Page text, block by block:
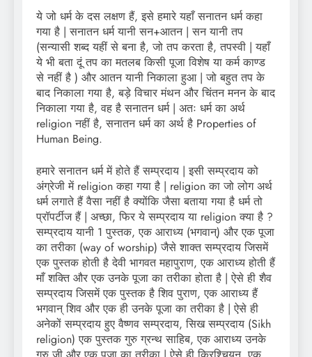
ये जो धर्म के दस लक्षण हैं, इसे हमारे यहाँ सनातन धर्म कहा
गया है | सनातन धर्म यानी सन+आतन | सन यानी तप
(सन्यासी शब्द यहीं से बना है, जो तप करता है, तपस्वी | यहाँ
ये भी बता दूं तप का मतलब किसी पूजा विशेष या कर्म काण्ड
से नहीं है ) और आतन यानी निकाला हुआ | जो बहुत तप के
बाद निकाला गया है, बड़े विचार मंथन और चिंतन मनन के बाद
निकाला गया है, वह है सनातन धर्म | अतः धर्म का अर्थ
religion नहीं है, सनातन धर्म का अर्थ है Properties of
Human Being.
हमारे सनातन धर्म में होते हैं सम्प्रदाय | इसी सम्प्रदाय को
अंग्रेजी में religion कहा गया है | religion का जो लोग अर्थ
धर्म लगाते हैं वैसा नहीं है क्योंकि जैसा बताया गया है धर्म तो
प्रॉपर्टीज हैं | अच्छा, फिर ये सम्प्रदाय या religion क्या है ?
सम्प्रदाय यानी 1 पुस्तक, एक आराध्य (भगवान्) और एक पूजा
का तरीका (way of worship) जैसे शाक्त सम्प्रदाय जिसमें
एक पुस्तक होती है देवी भागवत महापुराण, एक आराध्य होती हैं
माँ शक्ति और एक उनके पूजा का तरीका होता है | ऐसे ही शैव
सम्प्रदाय जिसमें एक पुस्तक है शिव पुराण, एक आराध्य हैं
भगवान् शिव और एक ही उनके पूजा का तरीका है | ऐसे ही
अनेकों सम्प्रदाय हुए वैष्णव सम्प्रदाय, सिख सम्प्रदाय (Sikh
religion) एक पुस्तक गुरु ग्रन्थ साहिब, एक आराध्य उनके